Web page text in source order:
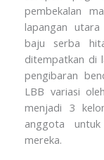
pembekalan
lapangan
baju serba
ditempatkan di
pengibaran
LBB variasi
menjadi 3
anggota
mereka.